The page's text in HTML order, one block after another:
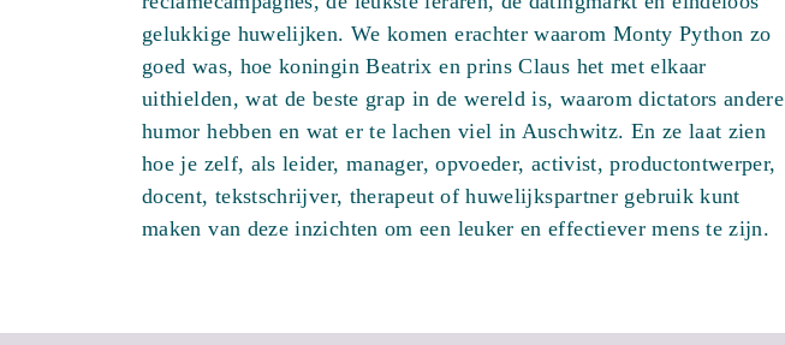
gelukkige huwelijken. We komen erachter waarom Monty Python zo
goed was, hoe koningin Beatrix en prins Claus het met elkaar
uithielden, wat de beste grap in de wereld is, waarom dictators andere
humor hebben en wat er te lachen viel in Auschwitz. En ze laat zien
hoe je zelf, als leider, manager, opvoeder, activist, productontwerper,
docent, tekstschrijver, therapeut of huwelijkspartner gebruik kunt
maken van deze inzichten om een leuker en effectiever mens te zijn.